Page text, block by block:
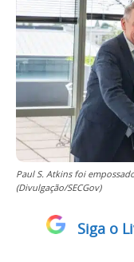
Paul S. Atkins foi
(Divulgação/SECGov)
Siga o